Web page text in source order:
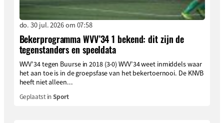
do. 30 jul. 2026 om 07:58
Bekerprogramma WVV’34 1 bekend: dit zijn de
tegenstanders en speeldata
WVV’34 tegen Buurse in 2018 (3-0) WVV’34 weet inmiddels waar
het aan toe is in de groepsfase van het bekertoernooi. De KNVB
heeft niet alleen...
Geplaatst inSport